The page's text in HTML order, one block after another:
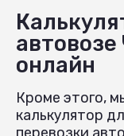
онлайн
Кроме этого,
калькулятор